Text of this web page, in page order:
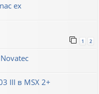
ex
1 2
III в MSX 2+